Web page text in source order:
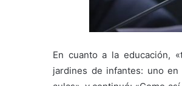
En cuanto a la educación,
jardines de infantes: uno